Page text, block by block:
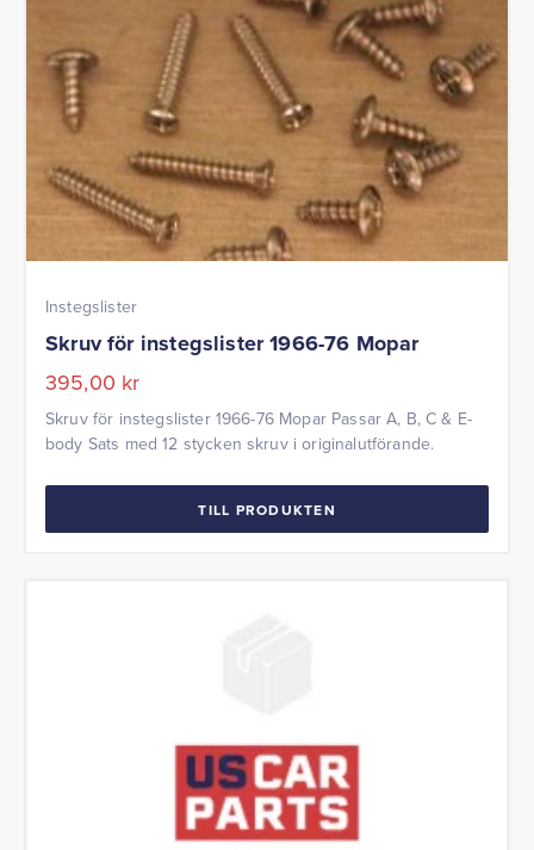
Instegslister
Skruv för instegslister 1966-76 Mopar
395,00 kr
Skruv för instegslister 1966-76 Mopar Passar A, B, C & E-
body Sats med 12 stycken skruv i originalutförande.
TILL PRODUKTEN